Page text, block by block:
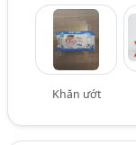
Khăn ướt